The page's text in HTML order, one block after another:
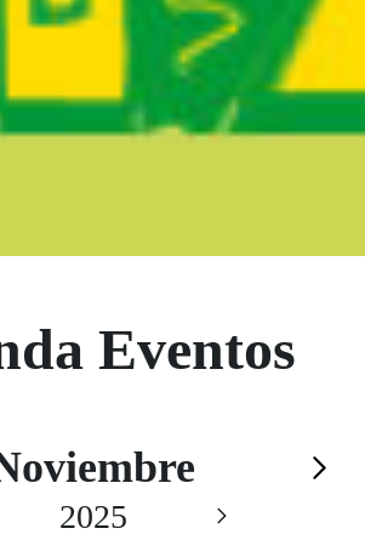
Eventos
de
Saltar el calendario
2025